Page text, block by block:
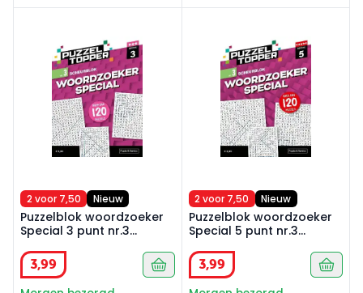
2 voor 7,50 Nieuw
Puzzelblok woordzoeker
Special 3 punt nr.3
3,99
2 voor 7,50 Nieuw
Puzzelblok woordzoeker
Special 5 punt nr.3
3,99